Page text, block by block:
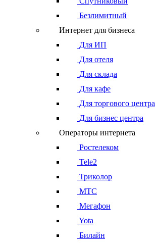
Безлимитный
Интернет для бизнеса
Для ИП
Для отеля
Для склада
Для кафе
Для торгового центра
Для бизнес центра
Операторы интернета
Ростелеком
Tele2
Триколор
МТС
Мегафон
Yota
Билайн